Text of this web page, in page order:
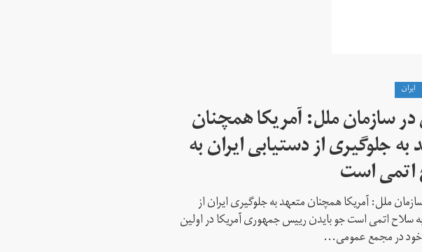
ايران
در سازمان ملل: آمریکا همچنان
جلوگیری از دستیابی ایران به
است
ملل: آمریکا همچنان متعهد به جلوگیری ایران از
سلاح اتمی است جو بایدن رییس جمهوری آمریکا در اولین
در مجمع عمومی...